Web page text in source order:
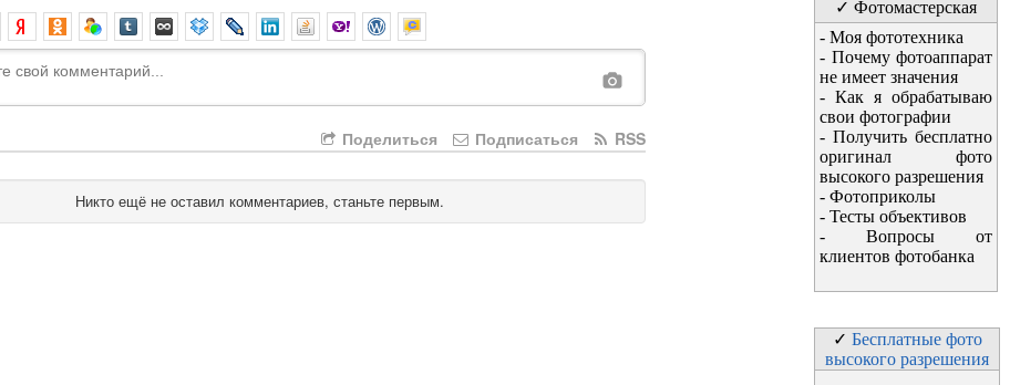
RSS
Подписаться
Поделиться
Никто ещё не оставил комментариев, станьте первым.
✓ Фотомастерская
- Моя фототехника
- Почему фотоаппарат
не имеет значения
- Как я обрабатываю
свои фотографии
- Получить бесплатно
оригинал фото
высокого разрешения
- Фотоприколы
- Тесты объективов
- Вопросы от
клиентов фотобанка
✓ Бесплатные фото
высокого разрешения